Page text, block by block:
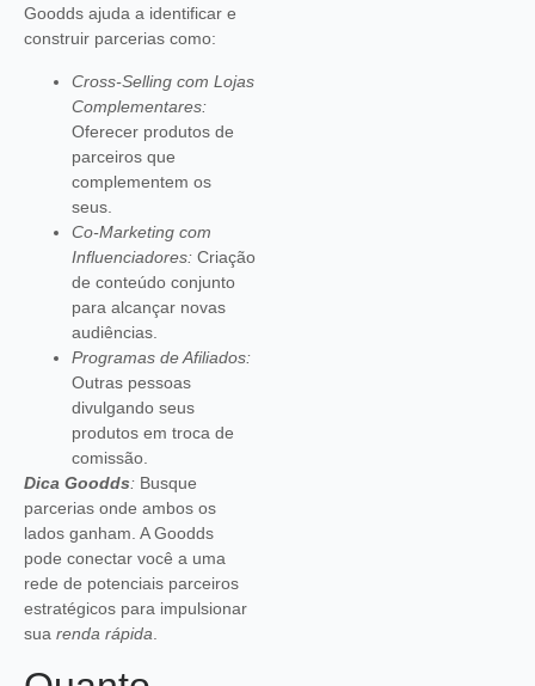
Goodds ajuda a identificar e
construir parcerias como:
Cross-Selling com Lojas
Complementares:
Oferecer produtos de
parceiros que
complementem os
seus.
Co-Marketing com
Influenciadores: Criação
de conteúdo conjunto
para alcançar novas
audiências.
Programas de Afiliados:
Outras pessoas
divulgando seus
produtos em troca de
comissão.
Dica Goodds: Busque
parcerias onde ambos os
lados ganham. A Goodds
pode conectar você a uma
rede de potenciais parceiros
estratégicos para impulsionar
sua renda rápida